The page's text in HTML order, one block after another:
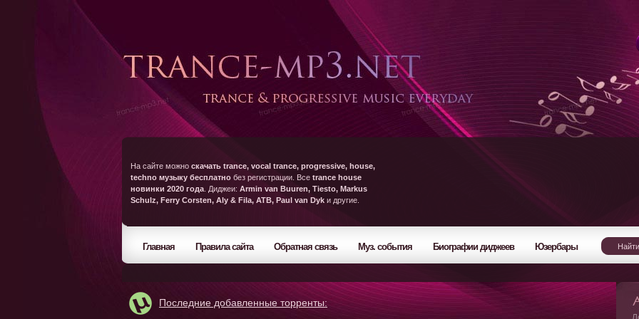
На сайте можно скачать trance, vocal trance, progressive, house,
techno музыку бесплатно без регистрации. Все trance house
новинки 2020 года . Диджеи: Armin van Buuren, Tiesto, Markus
Schulz, Ferry Corsten, Aly & Fila, ATB, Paul van Dyk и другие.
Главная Правила сайта Обратная связь Муз. события Биографии диджеев Юзербары
Последние добавленные торренты: